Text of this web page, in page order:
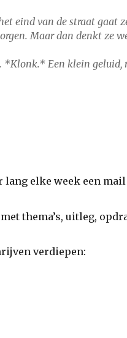
eind van de straat
Maar dan denkt ze
Een klein geluid,
lang elke week een
met thema’s, uitleg,
verdiepen: